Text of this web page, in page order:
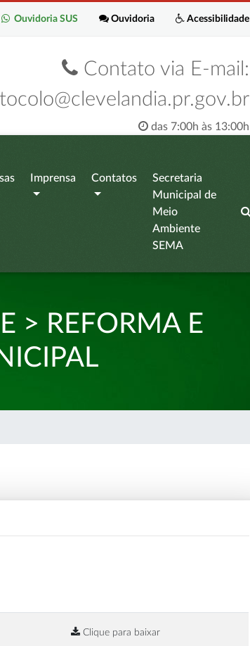
Acessibilidade
Ouvidoria
Ouvidoria SUS
Contato via E-mail:
das 7:00h às 13:00h
Imprensa Contatos
Secretaria
Municipal de
Meio
Ambiente
SEMA
> REFORMA E
Clique para baixar